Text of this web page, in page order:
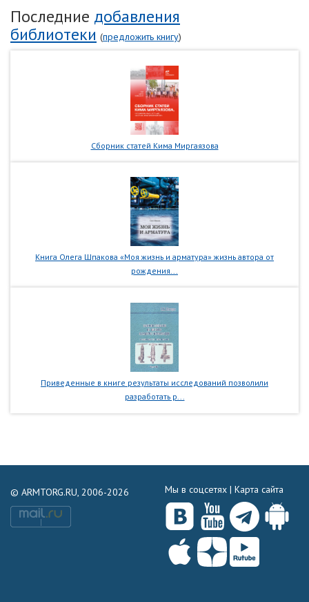
Последние добавления
библиотеки (предложить книгу)
Сборник статей Кима Миргаязова
Книга Олега Шпакова «Моя жизнь и арматура» жизнь автора от
рождения...
Приведенные в книге результаты исследований позволили
разработать р...
© ARMTORG.RU, 2006-2026 Мы в соцсетях | Карта сайта